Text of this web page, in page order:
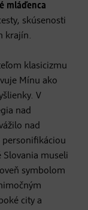
mláďenca
skúsenosti
krajín.
klasicizmu
Mínu ako
V
nad
nad
personifikáciou
Slovania museli
symbolom
city a